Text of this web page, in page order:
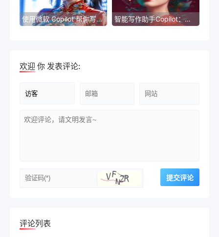
使用微软 Copilot 帮你写程序推荐，省时高效 智能写作助手Copilot：让写作更高效
欢迎 你 发表评论:
评论列表